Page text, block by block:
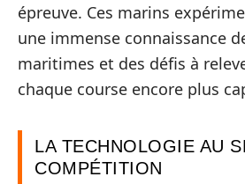
épreuve. Ces marins
une immense connaissance
maritimes et des défis à
chaque course encore plus
LA TECHNOLOGIE AU
COMPÉTITION